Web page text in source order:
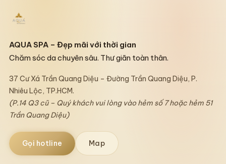
AQUA SPA – Đẹp mãi với thời gian
Chăm sóc da chuyên sâu. Thư giãn toàn thân.
37 Cư Xá Trần Quang Diệu – Đường Trần Quang Diệu, P.
Nhiêu Lộc, TP.HCM.
(P.14 Q3 cũ – Quý khách vui lòng vào hẻm số 7 hoặc hẻm 51
Trần Quang Diệu)
Gọi hotline Map